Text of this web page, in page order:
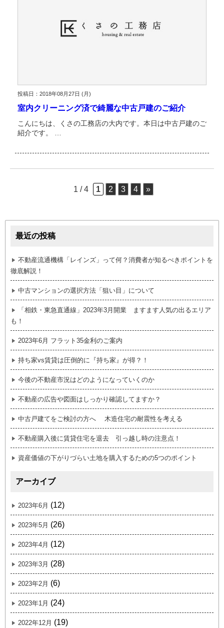
投稿日：2018年08月27日 (月)
室内クリーニング済で綺麗な中古戸建のご紹介
こんにちは、くさの工務店の大内です。本日は中古戸建のご
紹介です。 …
1 / 4 1 2 3 4 »
最近の投稿
不動産流通機構「レインズ」って何？消費者が知るべきポイントを
徹底解説！
中古マンションの選択方法「狙い目」について
「相鉄・東急直通線」2023年3月開業 ますます人気の出るエリア
も！
2023年6月 フラット35金利のご案内
持ち家vs賃貸は圧倒的に『持ち家』が得？！
今後の不動産市況はどのようになっていくのか
不動産の広告や図面はしっかり確認してますか？
中古戸建てをご検討の方へ 木造住宅の耐震性を考える
不動産購入後に賃貸住宅を退去 引っ越し時の注意点！
資産価値の下がりづらい土地を購入するための5つのポイント
アーカイブ
2023年6月 (12)
2023年5月 (26)
2023年4月 (12)
2023年3月 (28)
2023年2月 (6)
2023年1月 (24)
2022年12月 (19)